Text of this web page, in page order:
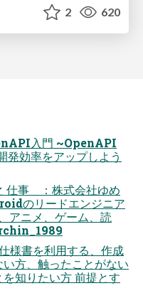
2 620
入門 ~OpenAPI
効率をアップしよう
仕事 ：株式会社ゆめ
のリードエンジニア
アニメ、ゲーム、読
様書を利用する、作成
方、触ったことがない
知りたい方 前提とす